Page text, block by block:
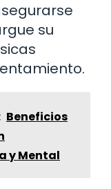
su
Beneficios
y Mental